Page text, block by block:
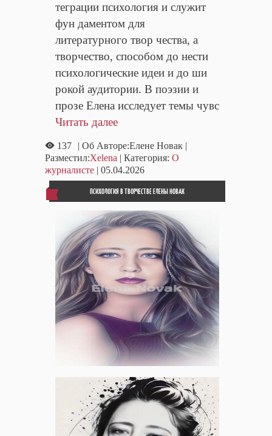
теграции психология и служит
фун даментом для
литературного твор чества, а
творчество, способом до нести
психологические идеи и до ши
рокой аудитории. В поэзии и
прозе Елена исследует темы чувс
Читать далее
137 | Об Авторе:Елене Новак |
Разместил:Xelena | Категория: О
журналисте | 05.04.2026
ПСИХОЛОГИЯ В ТВОРЧЕСТВЕ ЕЛЕНЫ НОВАК